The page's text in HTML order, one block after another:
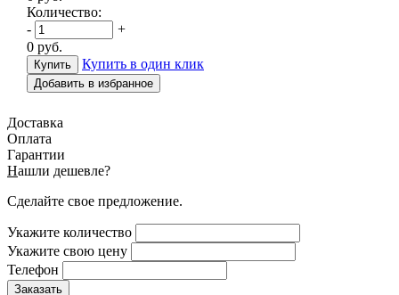
Количество:
-
+
0 руб.
Купить в один клик
Добавить в избранное
Доставка
Оплата
Гарантии
Нашли дешевле?
Сделайте свое предложение.
Укажите количество
Укажите свою цену
Телефон